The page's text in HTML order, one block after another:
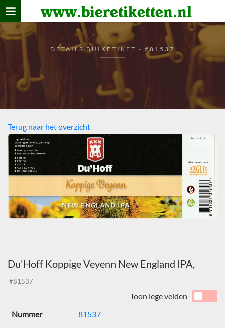
www.bieretiketten.nl
Home
verzamelen
De bierkaart
Bezoekers
DETAILS BUIKETIKET - #81537
Terug naar het overzicht
Du'Hoff Koppige Veyenn New England IPA,
#81537
Toon lege velden
Nummer
81537